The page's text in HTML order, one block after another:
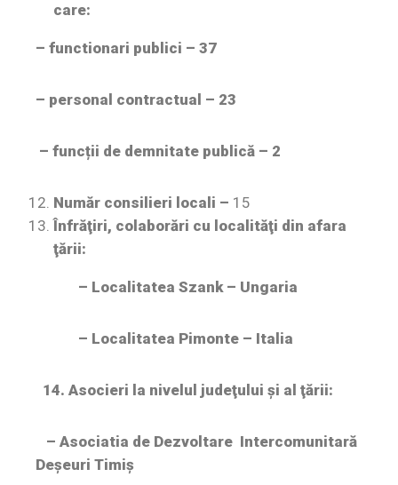
care:
– functionari publici – 37
– personal contractual – 23
– funcții de demnitate publică – 2
Număr consilieri locali – 15
Înfrăţiri, colaborări cu localităţi din afara
ţării:
– Localitatea Szank – Ungaria
– Localitatea Pimonte – Italia
14. Asocieri la nivelul judeţului şi al ţării:
– Asociatia de Dezvoltare Intercomunitară
Deșeuri Timiș